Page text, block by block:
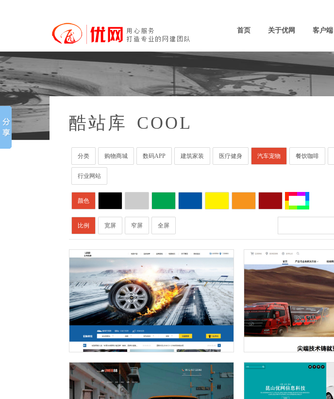
首页 关于优网 客户端
酷站库 COOL
分类 购物商城 数码APP 建筑家装 医疗健身 汽车宠物 餐饮咖啡
行业网站
颜色
比例 宽屏 窄屏 全屏